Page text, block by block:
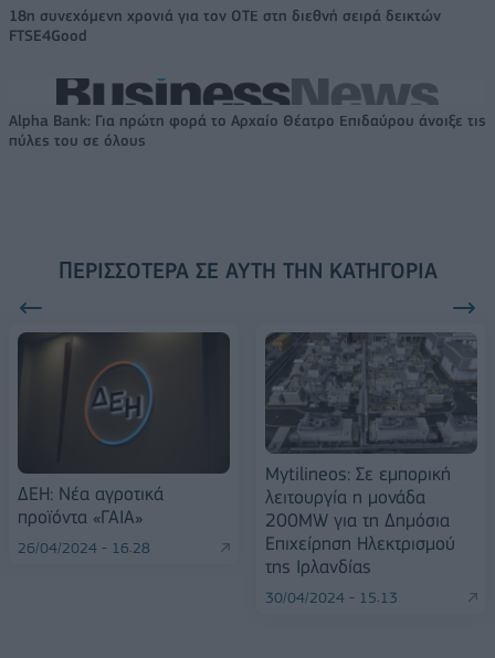
18η συνεχόμενη χρονιά για τον ΟΤΕ στη διεθνή σειρά δεικτών
FTSE4Good
Alpha Bank: Για πρώτη φορά το Αρχαίο Θέατρο Επιδαύρου άνοιξε τις
πύλες του σε όλους
ΠΕΡΙΣΣΌΤΕΡΑ ΣΕ ΑΥΤΉ ΤΗΝ ΚΑΤΗΓΟΡΊΑ
ΔΕΗ: Νέα αγροτικά
προϊόντα «ΓΑΙΑ»
26/04/2024 - 16:28
Mytilineos: Σε εμπορική
λειτουργία η μονάδα
200MW για τη Δημόσια
Επιχείρηση Ηλεκτρισμού
της Ιρλανδίας
30/04/2024 - 15:13